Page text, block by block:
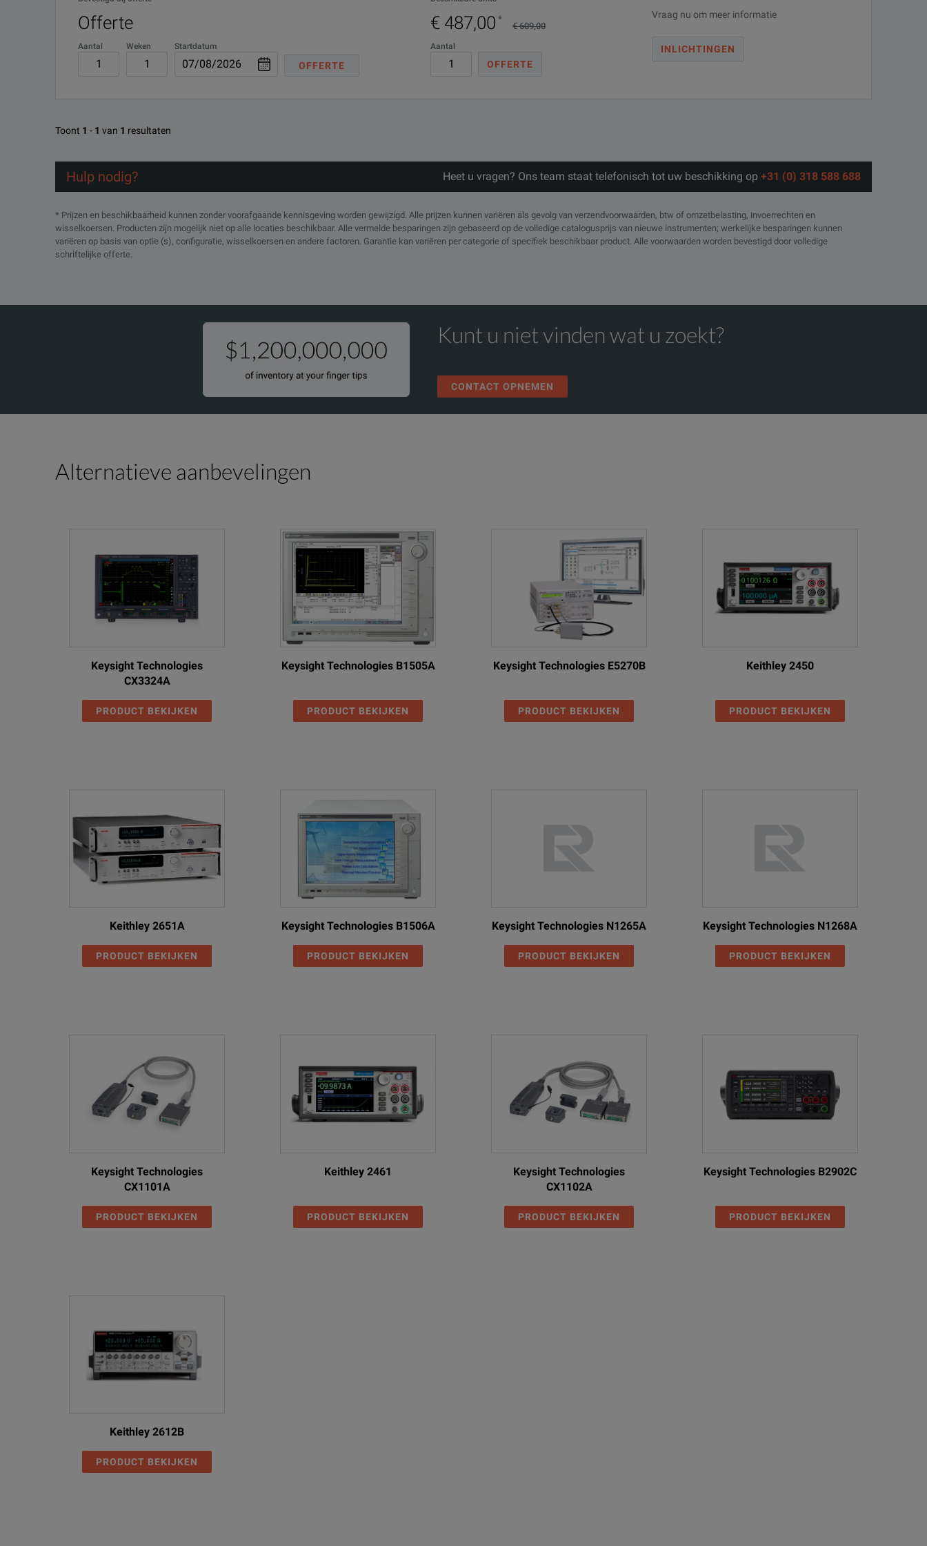
Offerte
Aantal Weken Startdatum
OFFERTE
€ 487,00 *
€ 609,00
Aantal
OFFERTE
Vraag nu om meer informatie
INLICHTINGEN
Toont 1 - 1 van 1 resultaten
Hulp nodig? Heet u vragen? Ons team staat telefonisch tot uw beschikking op +31 (0) 318 588 688
* Prijzen en beschikbaarheid kunnen zonder voorafgaande kennisgeving worden gewijzigd. Alle prijzen kunnen variëren als gevolg van verzendvoorwaarden, btw of omzetbelasting, invoerrechten en
wisselkoersen. Producten zijn mogelijk niet op alle locaties beschikbaar. Alle vermelde besparingen zijn gebaseerd op de volledige catalogusprijs van nieuwe instrumenten; werkelijke besparingen kunnen
variëren op basis van optie (s), configuratie, wisselkoersen en andere factoren. Garantie kan variëren per categorie of specifiek beschikbaar product. Alle voorwaarden worden bevestigd door volledige
schriftelijke offerte.
Kunt u niet vinden wat u zoekt?
CONTACT OPNEMEN
Alternatieve aanbevelingen
Keysight Technologies
CX3324A
PRODUCT BEKIJKEN
Keysight Technologies B1505A
PRODUCT BEKIJKEN
Keysight Technologies E5270B
PRODUCT BEKIJKEN
Keithley 2450
PRODUCT BEKIJKEN
Keithley 2651A
PRODUCT BEKIJKEN
Keysight Technologies B1506A
PRODUCT BEKIJKEN
Keysight Technologies N1265A
PRODUCT BEKIJKEN
Keysight Technologies N1268A
PRODUCT BEKIJKEN
Keysight Technologies
CX1101A
PRODUCT BEKIJKEN
Keithley 2461
PRODUCT BEKIJKEN
Keysight Technologies
CX1102A
PRODUCT BEKIJKEN
Keysight Technologies B2902C
PRODUCT BEKIJKEN
Keithley 2612B
PRODUCT BEKIJKEN